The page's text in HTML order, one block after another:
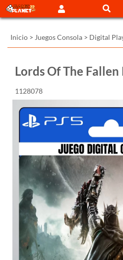
Inicio > Juegos Consola > Digital
Lords Of The Fallen
1128078